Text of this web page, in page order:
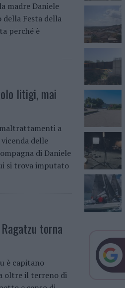
madre Daniele
Festa della
perché è
litigi, mai
maltrattamenti a
delle
di Daniele
si trova imputato
torna
è capitano
oltre il terreno di